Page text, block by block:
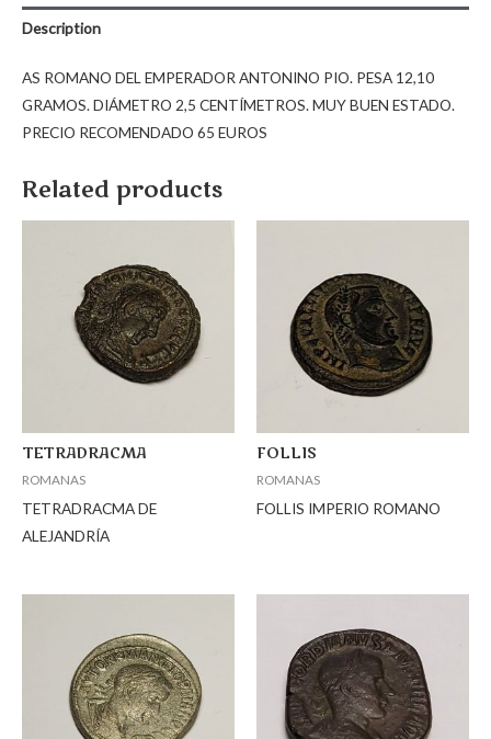
Description
AS ROMANO DEL EMPERADOR ANTONINO PIO. PESA 12,10
GRAMOS. DIÁMETRO 2,5 CENTÍMETROS. MUY BUEN ESTADO.
PRECIO RECOMENDADO 65 EUROS
Related products
TETRADRACMA
ROMANAS
TETRADRACMA DE
ALEJANDRÍA
FOLLIS
ROMANAS
FOLLIS IMPERIO ROMANO